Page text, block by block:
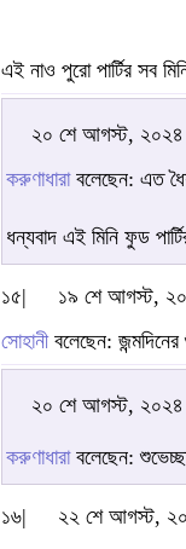
এই নাও পুরো পার্টির সব
২০ শে আগস্ট,
করুণাধারাবলেছেন: এত
ধন্যবাদ এই মিনি ফুড
১৫|
১৯ শে আগস্ট,
সোহানীবলেছেন:
২০ শে আগস্ট,
করুণাধারাবলেছেন:
১৬|
২২ শে আগস্ট,